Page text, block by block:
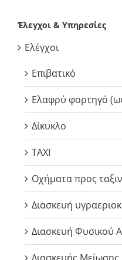
Έλεγχοι & Υπηρεσίες
Ελέγχοι
Επιβατικό
Ελαφρύ φορτηγό
Δίκυκλο
TAXI
Οχήματα προς
Διασκευή
Διασκευή Φυσικού